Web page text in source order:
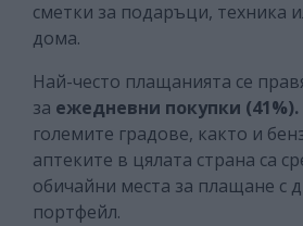
сметки за подаръци, техника
дома.
Най-често плащанията се
за ежедневни покупки (41%).
големите градове, както и
аптеките в цялата страна са
обичайни места за плащане с
портфейл.